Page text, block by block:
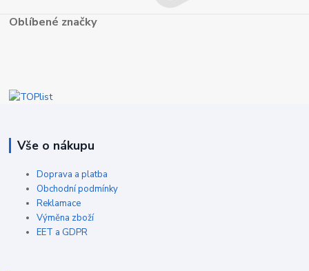
Oblíbené značky
Vše o nákupu
Doprava a platba
Obchodní podmínky
Reklamace
Výměna zboží
EET a GDPR